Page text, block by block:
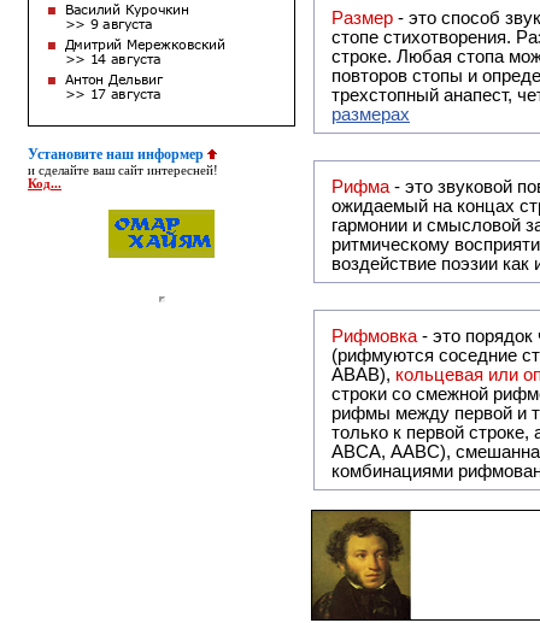
Установите наш информер
и сделайте ваш сайт интересней!
Код...
Размер - это способ
стопе стихотворения.
строке. Любая стопа
повторов стопы и
трехстопный анапест,
размерах
Рифма - это звуковой повтор, традиционно используемый в поэзии и, как
ожидаемый на концах
гармонии и смысловой
ритмическому
воздействие поэзии
Рифмовка - это
(рифмуются соседние
ABAB), кольцевая или
строки со смежной
рифмы между первой и
только к первой
ABCA, AABC), смешанная или вольная рифмовка (рифмовка в сложных строфах с различными
комбинациями